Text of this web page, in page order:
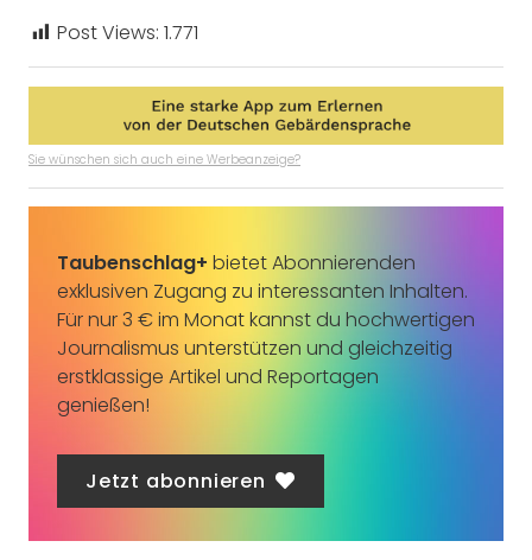
Post Views: 1.771
Sie wünschen sich auch eine Werbeanzeige?
Taubenschlag+ bietet Abonnierenden
exklusiven Zugang zu interessanten Inhalten.
Für nur 3 € im Monat kannst du hochwertigen
Journalismus unterstützen und gleichzeitig
erstklassige Artikel und Reportagen
genießen!
Jetzt abonnieren